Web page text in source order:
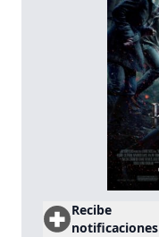
Recibe
notificaciones